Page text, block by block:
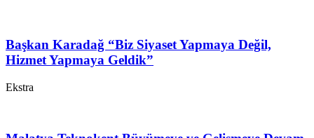
Başkan Karadağ “Biz Siyaset Yapmaya Değil,
Hizmet Yapmaya Geldik”
Ekstra